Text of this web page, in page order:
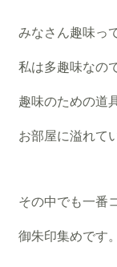
みなさん趣味っ
私は多趣味なの
趣味のための道
お部屋に溢れて
その中でも一番
御朱印集めです。